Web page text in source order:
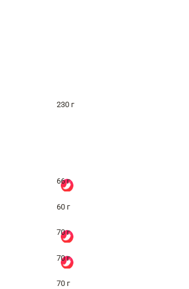
230 г
66 г
60 г
70 г
70 г
70 г